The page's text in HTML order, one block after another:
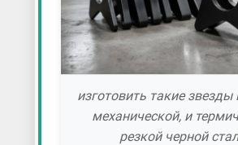
изготовить такие
механической, и
резкой черной